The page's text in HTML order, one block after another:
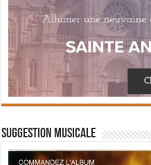
Suggestion musicale